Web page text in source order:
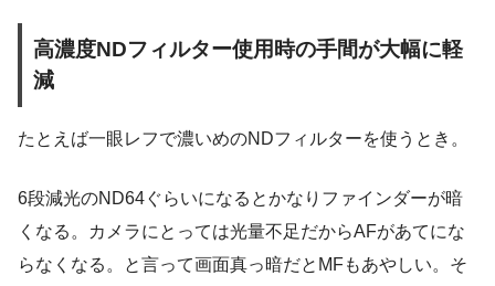
高濃度NDフィルター使用時の手間が大幅に軽
減
たとえば一眼レフで濃いめのNDフィルターを使うとき。
6段減光のND64ぐらいになるとかなりファインダーが暗
くなる。カメラにとっては光量不足だからAFがあてにな
らなくなる。と言って画面真っ暗だとMFもあやしい。そ